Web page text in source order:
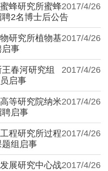
2017/4/26
蜂研究所蜜蜂
2名博士后公告
2017/4/26
研究所植物基
启事
2017/4/26
春河研究组
启事
2017/4/26
等研究院纳米
启事
2017/4/26
程研究所过程
组启事
2017/4/26
展研究中心战